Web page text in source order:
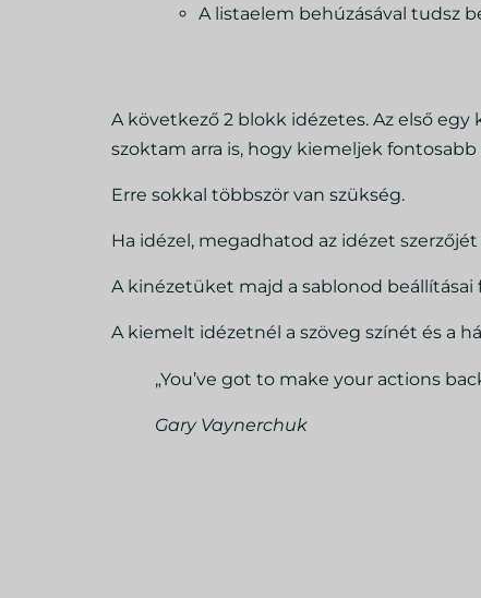
A listaelem behúzásával tudsz
A következő 2 blokk idézetes. Az első
szoktam arra is, hogy kiemeljek fontosabb
Erre sokkal többször van szükség.
Ha idézel, megadhatod az idézet szerzőjét
A kinézetüket majd a sablonod
A kiemelt idézetnél a szöveg színét és a
„You’ve got to make your actions
Gary Vaynerchuk